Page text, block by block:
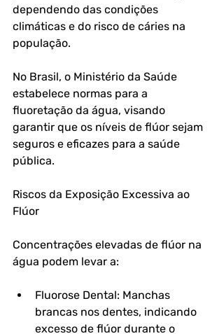
dependendo das condições
climáticas e do risco de cáries na
população.
No Brasil, o Ministério da Saúde
estabelece normas para a
fluoretação da água, visando
garantir que os níveis de flúor sejam
seguros e eficazes para a saúde
pública.
Riscos da Exposição Excessiva ao
Flúor
Concentrações elevadas de flúor na
água podem levar a:
Fluorose Dental: Manchas
brancas nos dentes, indicando
excesso de flúor durante o